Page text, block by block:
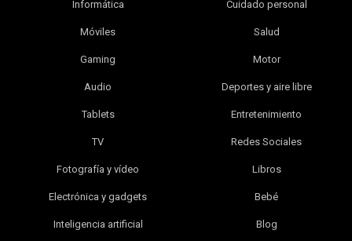
Informática
Móviles
Gaming
Audio
Tablets
TV
Fotografía y vídeo
Electrónica y gadgets
Inteligencia artificial
Cuidado personal
Salud
Motor
Deportes y aire libre
Entretenimiento
Redes Sociales
Libros
Bebé
Blog